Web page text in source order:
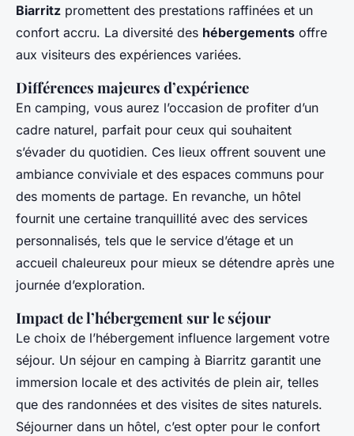
Biarritz promettent des prestations raffinées et un
confort accru. La diversité des hébergements offre
aux visiteurs des expériences variées.
Différences majeures d’expérience
En camping, vous aurez l’occasion de profiter d’un
cadre naturel, parfait pour ceux qui souhaitent
s’évader du quotidien. Ces lieux offrent souvent une
ambiance conviviale et des espaces communs pour
des moments de partage. En revanche, un hôtel
fournit une certaine tranquillité avec des services
personnalisés, tels que le service d’étage et un
accueil chaleureux pour mieux se détendre après une
journée d’exploration.
Impact de l’hébergement sur le séjour
Le choix de l’hébergement influence largement votre
séjour. Un séjour en camping à Biarritz garantit une
immersion locale et des activités de plein air, telles
que des randonnées et des visites de sites naturels.
Séjourner dans un hôtel, c’est opter pour le confort